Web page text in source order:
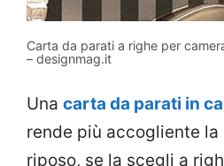
Carta da parati a righe per
– designmag.it
Una carta da parati in
rende più accogliente
riposo, se la scegli a